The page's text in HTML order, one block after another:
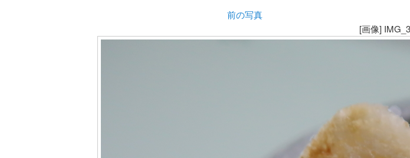
前の写真
[画像]